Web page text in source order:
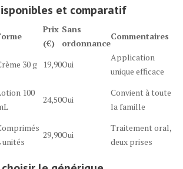
et comparatif
Prix
(€)
Sans
ordonnance
Commentaires
30 g 19,90Oui
Application
unique efficace
100
24,50Oui
Convient à toute
la famille
unités
29,90Oui
Traitement oral,
deux prises